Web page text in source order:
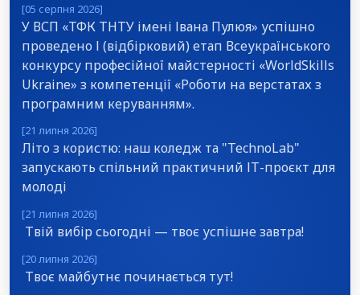
[05 серпня 2026]
У ВСП «ТФК ТНТУ імені Івана Пулюя» успішно
проведено І (відбірковий) етап Всеукраїнського
конкурсу професійної майстерності «WorldSkills
Ukraine» з компетенції «Роботи на верстатах з
програмним керуванням».
[21 липня 2026]
Літо з користю: наш коледж та "TechnoLab"
запускають спільний практичний ІТ-проєкт для
молоді
[21 липня 2026]
Твій вибір сьогодні — твоє успішне завтра!
[20 липня 2026]
Твоє майбутнє починається тут!